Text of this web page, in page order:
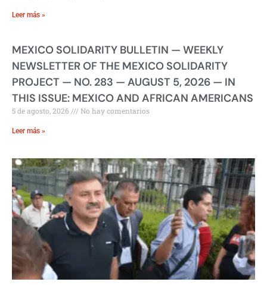
Leer más »
MEXICO SOLIDARITY BULLETIN — WEEKLY
NEWSLETTER OF THE MEXICO SOLIDARITY
PROJECT — NO. 283 — AUGUST 5, 2026 — IN
THIS ISSUE: MEXICO AND AFRICAN AMERICANS
5 de agosto, 2026 No hay comentarios
Leer más »